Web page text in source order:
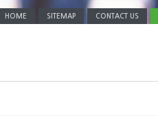
HOME SITEMAP CONTACT US